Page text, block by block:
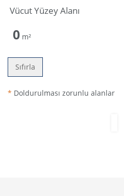
Vücut Yüzey Alanı
0 m²
Sıfırla
* Doldurulması zorunlu alanlar